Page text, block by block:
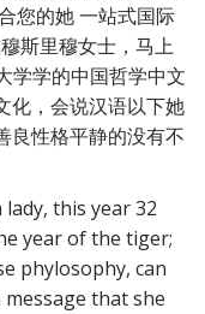
您的她 一站式国际
斯里穆女士，马上
学学的中国哲学中文
化，会说汉语以下她
良性格平静的没有不
this year 32
year of the tiger;
phylosophy, can
that she